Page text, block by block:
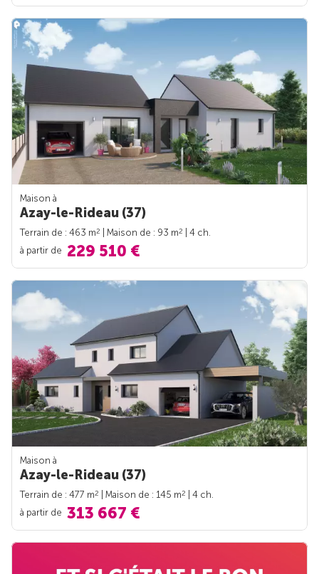
Maison à
Azay-le-Rideau (37)
Terrain de : 463 m2 | Maison de : 93 m2
| 4 ch.
à partir de 229 510 €
Maison à
Azay-le-Rideau (37)
Terrain de : 477 m2 | Maison de : 145 m2
| 4 ch.
à partir de 313 667 €